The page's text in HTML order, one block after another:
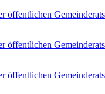
öffentlichen
öffentlichen
öffentlichen